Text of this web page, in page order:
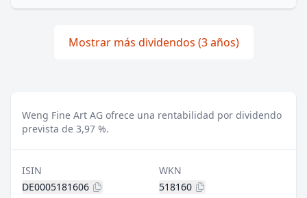
Mostrar más dividendos (3 años)
Weng Fine Art AG ofrece una rentabilidad por dividendo
prevista de 3,97 %.
ISIN
DE0005181606
WKN
518160